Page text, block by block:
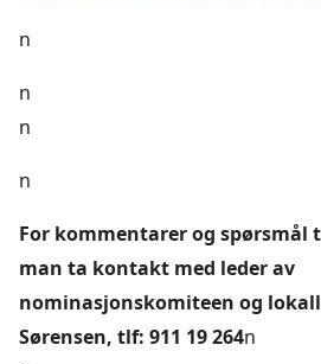
n
n
n
n
For kommentarer og
man ta kontakt med leder av
nominasjonskomiteen og
Sørensen, tlf: 911 19 264n